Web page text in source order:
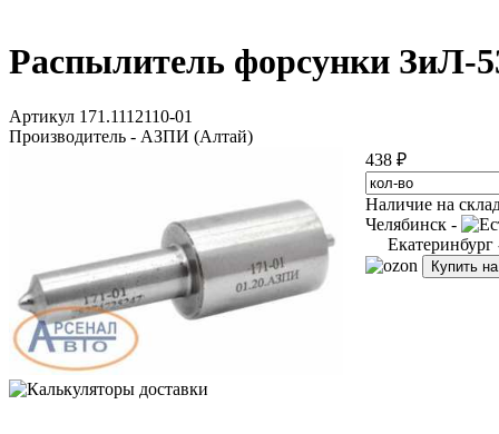
Распылитель форсунки ЗиЛ-
Артикул 171.1112110-01
Производитель - АЗПИ (Алтай)
438 ₽
Наличие на
Челябинск -
Купить